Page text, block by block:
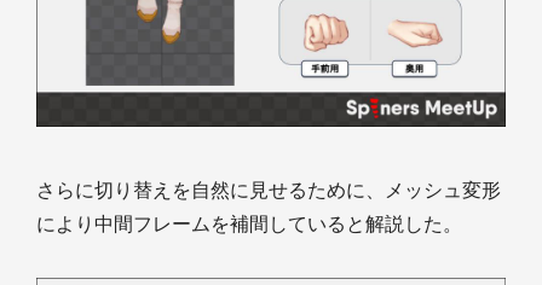
さらに切り替えを自然に見せるために、メッシュ変形
により中間フレームを補間していると解説した。